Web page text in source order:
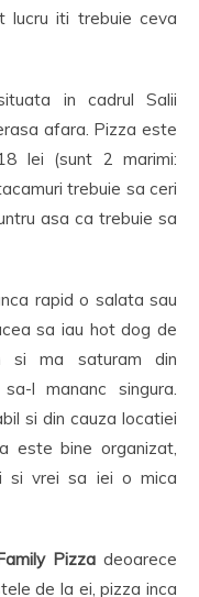
lucru iti trebuie ceva
in cadrul Salii
afara. Pizza este
lei (sunt 2 marimi:
trebuie sa ceri
asa ca trebuie sa
rapid o salata sau
sa iau hot dog de
si ma saturam din
l mananc singura.
si din cauza locatiei
este bine organizat,
si vrei sa iei o mica
Pizza deoarece
de la ei, pizza inca